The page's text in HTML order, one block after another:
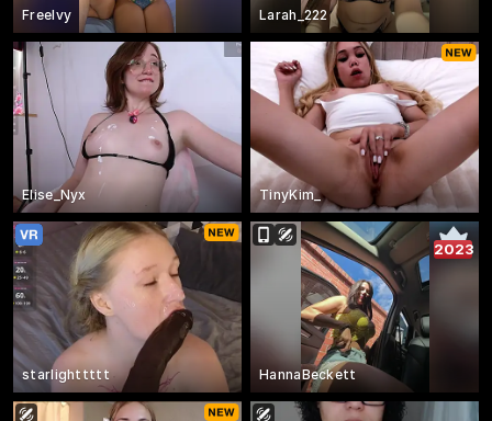
FreeIvy Larah_222
Elise_Nyx TinyKim_
starlighttttt
2023
HannaBeckett